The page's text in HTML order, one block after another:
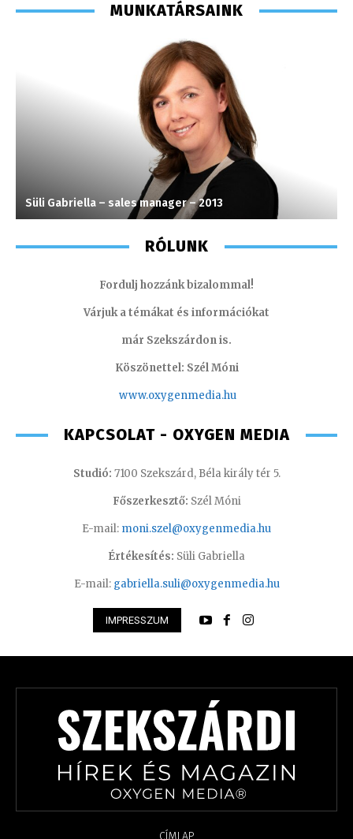
MUNKATÁRSAINK
Süli Gabriella – sales manager – 2013
RÓLUNK
Fordulj hozzánk bizalommal!
Várjuk a témákat és információkat
már Szekszárdon is.
Köszönettel: Szél Móni
www.oxygenmedia.hu
KAPCSOLAT - OXYGEN MEDIA
Studió: 7100 Szekszárd, Béla király tér 5.
Főszerkesztő: Szél Móni
E-mail: moni.szel@oxygenmedia.hu
Értékesítés: Süli Gabriella
E-mail: gabriella.suli@oxygenmedia.hu
IMPRESSZUM